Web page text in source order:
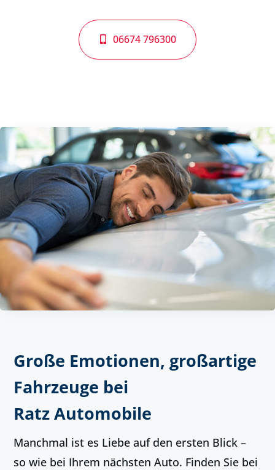
06674 796300
Große Emotionen, großartige
Fahrzeuge bei
Ratz Automobile
Manchmal ist es Liebe auf den ersten Blick –
so wie bei Ihrem nächsten Auto. Finden Sie bei